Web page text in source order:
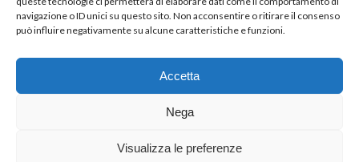
navigazione o ID unici su questo sito. Non acconsentire o ritirare il consenso
può influire negativamente su alcune caratteristiche e funzioni.
Accetta
Nega
Visualizza le preferenze
emozioni
P.IVA 02592570036 -